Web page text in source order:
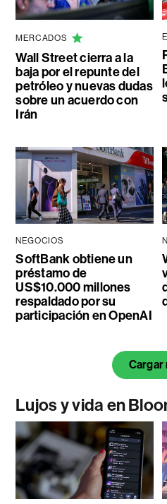
MERCADOS
Wall Street cierra a la
baja por el repunte del
petróleo y nuevas dudas
sobre un acuerdo con
Irán
NEGOCIOS
SoftBank obtiene un
préstamo de
US$10.000 millones
respaldado por su
participación en OpenAI
Cargar
Lujos y vida en